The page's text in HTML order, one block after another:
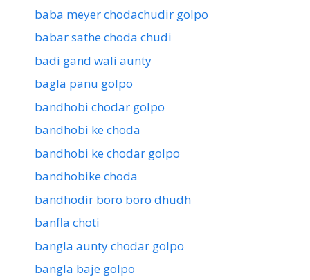
baba meyer chodachudir golpo
babar sathe choda chudi
badi gand wali aunty
bagla panu golpo
bandhobi chodar golpo
bandhobi ke choda
bandhobi ke chodar golpo
bandhobike choda
bandhodir boro boro dhudh
banfla choti
bangla aunty chodar golpo
bangla baje golpo